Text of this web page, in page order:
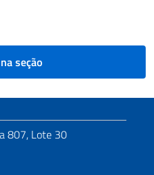
seção
807, Lote 30